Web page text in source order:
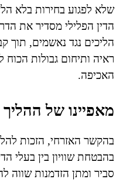
שלא לפגוע בחירות בלא
הדין הפלילי מסדיר את
הליכים נגד נאשמים, תוך
ראיה ותיחום גבולות
האכיפה.
מאפיינו של
בהקשר האזרחי, הזכות
בהבטחת שוויון בין בעלי
סביר ומתן הזדמנות שווה